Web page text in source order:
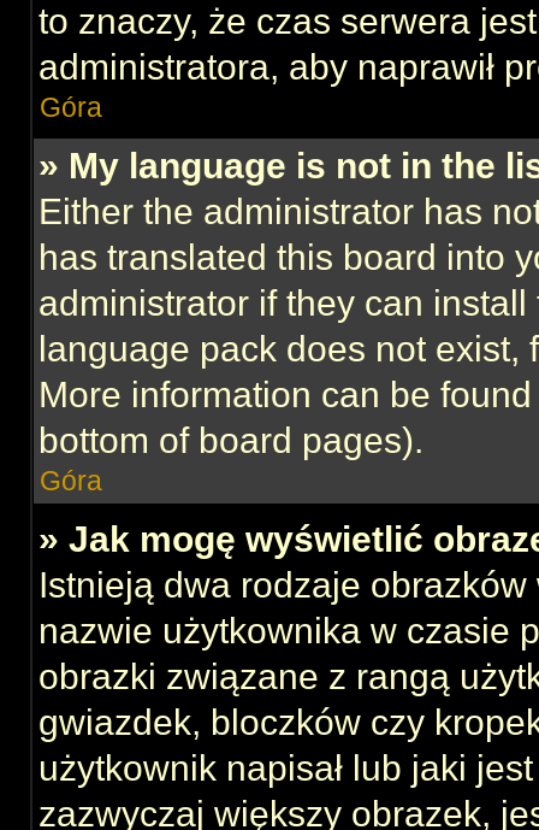
to znaczy, że czas serwera
administratora, aby naprawił
Góra
» My language is not in the
Either the administrator has
has translated this board into
administrator if they can
language pack does not exist,
More information can be
bottom of board pages).
Góra
» Jak mogę wyświetlić
Istnieją dwa rodzaje
nazwie użytkownika w czasie
obrazki związane z rangą
gwiazdek, bloczków czy
użytkownik napisał lub jaki
zazwyczaj większy obrazek,